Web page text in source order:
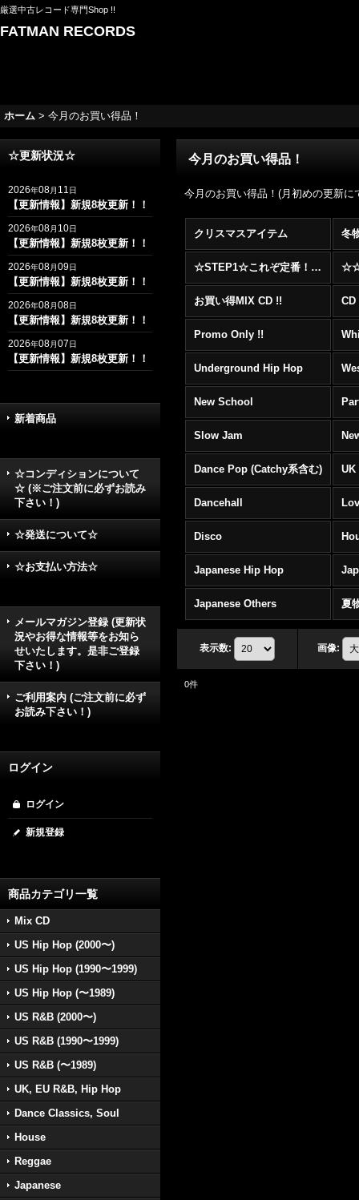
厳選中古レコード専門Shop !!
FATMAN RECORDS
ホーム > 今月のお買い得品！
☆更新状況☆
2026年08月 11日
【更新情報】新規8枚更新！！
2026年08月 10日
【更新情報】新規8枚更新！！
2026年08月09日
【更新情報】新規8枚更新！！
2026年08月08日
【更新情報】新規8枚更新！！
2026年08月07日
【更新情報】新規8枚更新！！
新着商品
☆コンディションについて
☆ (※ご注文前に必ずお読み
下さい！)
☆発送について☆
☆お支払い方法☆
メールマガジン登録 (更新状
況やお得な情報等をお知ら
せいたします。是非ご登録
下さい！)
ご利用案内 (ご注文前に必ず
お読み下さい！)
ログイン
ログイン
新規登録
商品カテゴリ一覧
Mix CD
US Hip Hop (2000〜)
US Hip Hop (1990〜1999)
US Hip Hop (〜1989)
US R&B (2000〜)
US R&B (1990〜1999)
US R&B (〜1989)
UK, EU R&B, Hip Hop
Dance Classics, Soul
House
Reggae
Japanese
今月のお買い得品！
今月のお買い得品！(月初めの更新に
クリスマスアイテム 冬
☆STEP1☆これぞ定番！！まずはここから！2000年代R&BフロアヒットBest 100 !!!
お買い得MIX CD !!
Promo Only !!
Underground Hip Hop
New School
Slow Jam
Dance Pop (Catchy系含む) UK
Dancehall
Disco
Japanese Hip Hop
Japanese Others 夏
表示数: 画像:
0件